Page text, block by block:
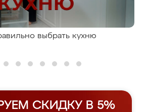
выбрать кухню
СКИДКУ В 5%